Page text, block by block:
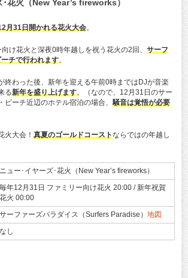
･花火（New Year’s fireworks）
月31日開かれる花火大会。
け花火と深夜0時年越しを祝う花火の2回、 サーフ
チで行われます。
終わった後、新年を迎える午前0時まではDJが音楽
る新年を盛り上げます。（なので、12月31日のサー
ビーチ近辺のホテル宿泊の場合、 騒音は覚悟が必要
火大会！ 真夏のゴールドコーストならではの年越し
ニュー･イヤーズ･花火（New Year’s fireworks）
毎年12月31日 ファミリー向け花火 20:00 / 新年祝賀
花火 00:00
サーファーズパラダイス（Surfers Paradise） 地図
なし